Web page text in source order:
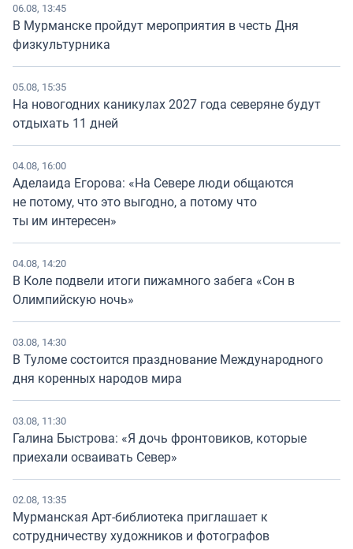
06.08, 13:45
В Мурманске пройдут мероприятия в честь Дня
физкультурника
05.08, 15:35
На новогодних каникулах 2027 года северяне будут
отдыхать 11 дней
04.08, 16:00
Аделаида Егорова: «На Севере люди общаются
не потому, что это выгодно, а потому что
ты им интересен»
04.08, 14:20
В Коле подвели итоги пижамного забега «Сон в
Олимпийскую ночь»
03.08, 14:30
В Туломе состоится празднование Международного
дня коренных народов мира
03.08, 11:30
Галина Быстрова: «Я дочь фронтовиков, которые
приехали осваивать Север»
02.08, 13:35
Мурманская Арт-библиотека приглашает к
сотрудничеству художников и фотографов